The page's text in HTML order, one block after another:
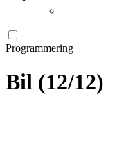
Programmering
Bil (12/12)